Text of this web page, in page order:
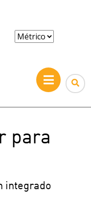
para
integrado